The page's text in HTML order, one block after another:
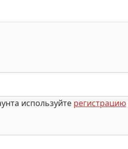
используйте регистрацию